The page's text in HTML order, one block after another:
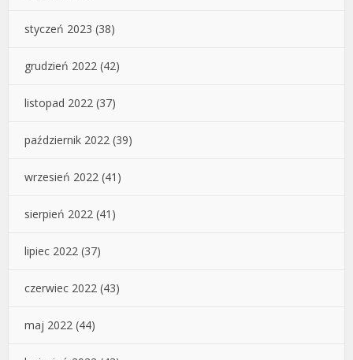
styczeń 2023 (38)
grudzień 2022 (42)
listopad 2022 (37)
październik 2022 (39)
wrzesień 2022 (41)
sierpień 2022 (41)
lipiec 2022 (37)
czerwiec 2022 (43)
maj 2022 (44)